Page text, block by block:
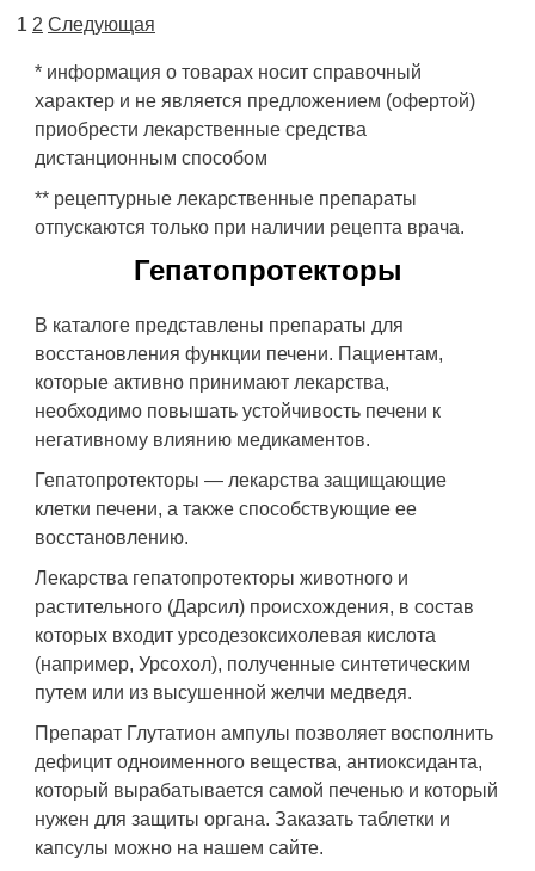
1 2 Следующая
* информация о товарах носит справочный
характер и не является предложением (офертой)
приобрести лекарственные средства
дистанционным способом
** рецептурные лекарственные препараты
отпускаются только при наличии рецепта врача.
Гепатопротекторы
В каталоге представлены препараты для
восстановления функции печени. Пациентам,
которые активно принимают лекарства,
необходимо повышать устойчивость печени к
негативному влиянию медикаментов.
Гепатопротекторы — лекарства защищающие
клетки печени, а также способствующие ее
восстановлению.
Лекарства гепатопротекторы животного и
растительного (Дарсил) происхождения, в состав
которых входит урсодезоксихолевая кислота
(например, Урсохол), полученные синтетическим
путем или из высушенной желчи медведя.
Препарат Глутатион ампулы позволяет восполнить
дефицит одноименного вещества, антиоксиданта,
который вырабатывается самой печенью и который
нужен для защиты органа. Заказать таблетки и
капсулы можно на нашем сайте.